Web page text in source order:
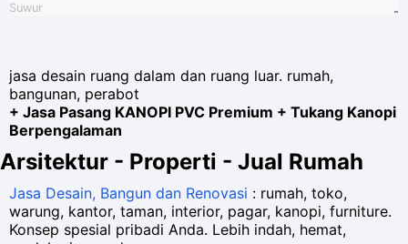
Suwur -
jasa desain ruang dalam dan ruang luar. rumah,
bangunan, perabot
+ Jasa Pasang KANOPI PVC Premium + Tukang Kanopi
Berpengalaman
Arsitektur - Properti - Jual Rumah
Jasa Desain, Bangun dan Renovasi : rumah, toko,
warung, kantor, taman, interior, pagar, kanopi, furniture.
Konsep spesial pribadi Anda. Lebih indah, hemat,